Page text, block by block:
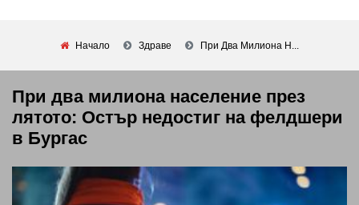
Начало Здраве При Два Милиона Н...
При два милиона население през
лятото: Остър недостиг на фелдшери
в Бургас